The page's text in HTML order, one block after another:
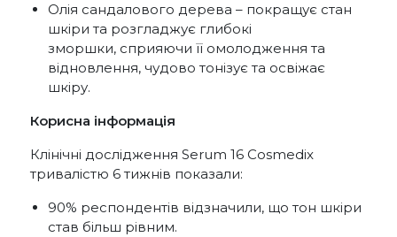
Олія сандалового дерева – покращує стан
шкіри та розгладжує глибокі
зморшки, сприяючи її омолодження та
відновлення, чудово тонізує та освіжає
шкіру.
Корисна інформація
Клінічні дослідження Serum 16 Cosmedix
тривалістю 6 тижнів показали:
90% респондентів відзначили, що тон шкіри
став більш рівним.